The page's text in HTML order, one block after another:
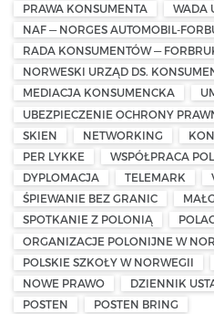
PRAWA KONSUMENTA
WADA
NAF — NORGES AUTOMOBIL-
RADA KONSUMENTÓW —
NORWESKI URZĄD DS.
MEDIACJA KONSUMENCKA
UBEZPIECZENIE OCHRONY
SKIEN
NETWORKING
PER LYKKE
WSPÓŁPRACA
DYPLOMACJA
TELEMARK
ŚPIEWANIE BEZ GRANIC
SPOTKANIE Z POLONIĄ
ORGANIZACJE POLONIJNE W
POLSKIE SZKOŁY W NORWEGII
NOWE PRAWO
DZIENNIK
POSTEN
POSTEN BRING